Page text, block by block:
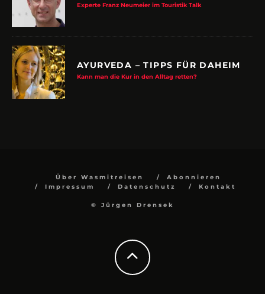
Experte Franz Neumeier im Touristik Talk
AYURVEDA – TIPPS FÜR DAHEIM
Kann man die Kur in den Alltag retten?
Über Wasmitreisen
Abonnieren
Impressum
Datenschutz Kontakt
© Jürgen Drensek